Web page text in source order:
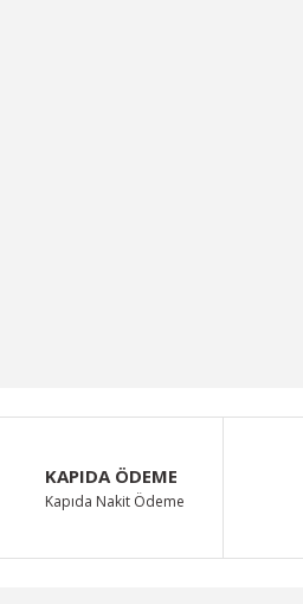
KAPIDA ÖDEME
Kapıda Nakit Ödeme